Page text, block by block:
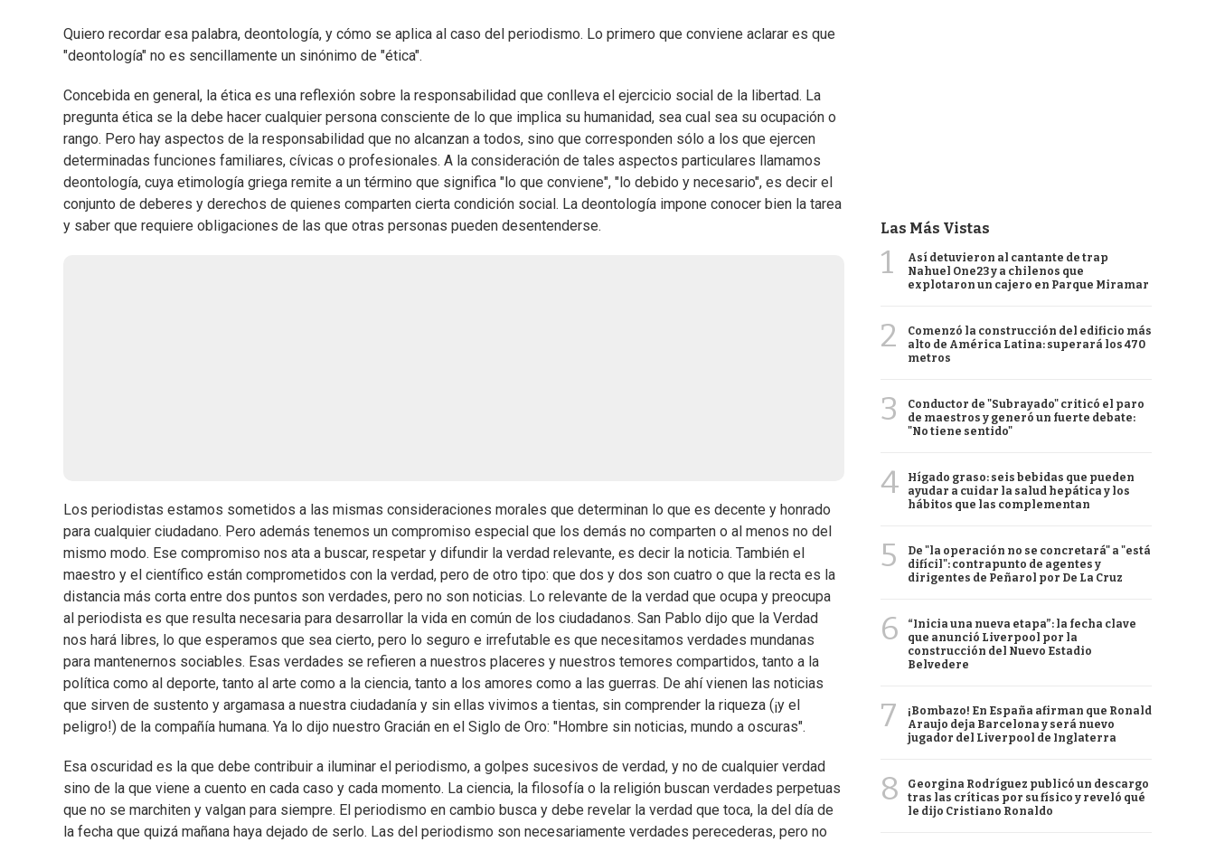
Quiero recordar esa palabra, deontología, y cómo se aplica al caso del periodismo. Lo primero que conviene aclarar es que
"deontología" no es sencillamente un sinónimo de "ética".
Concebida en general, la ética es una reflexión sobre la responsabilidad que conlleva el ejercicio social de la libertad. La
pregunta ética se la debe hacer cualquier persona consciente de lo que implica su humanidad, sea cual sea su ocupación o
rango. Pero hay aspectos de la responsabilidad que no alcanzan a todos, sino que corresponden sólo a los que ejercen
determinadas funciones familiares, cívicas o profesionales. A la consideración de tales aspectos particulares llamamos
deontología, cuya etimología griega remite a un término que significa "lo que conviene", "lo debido y necesario", es decir el
conjunto de deberes y derechos de quienes comparten cierta condición social. La deontología impone conocer bien la tarea
y saber que requiere obligaciones de las que otras personas pueden desentenderse.
Los periodistas estamos sometidos a las mismas consideraciones morales que determinan lo que es decente y honrado
para cualquier ciudadano. Pero además tenemos un compromiso especial que los demás no comparten o al menos no del
mismo modo. Ese compromiso nos ata a buscar, respetar y difundir la verdad relevante, es decir la noticia. También el
maestro y el científico están comprometidos con la verdad, pero de otro tipo: que dos y dos son cuatro o que la recta es la
distancia más corta entre dos puntos son verdades, pero no son noticias. Lo relevante de la verdad que ocupa y preocupa
al periodista es que resulta necesaria para desarrollar la vida en común de los ciudadanos. San Pablo dijo que la Verdad
nos hará libres, lo que esperamos que sea cierto, pero lo seguro e irrefutable es que necesitamos verdades mundanas
para mantenernos sociables. Esas verdades se refieren a nuestros placeres y nuestros temores compartidos, tanto a la
política como al deporte, tanto al arte como a la ciencia, tanto a los amores como a las guerras. De ahí vienen las noticias
que sirven de sustento y argamasa a nuestra ciudadanía y sin ellas vivimos a tientas, sin comprender la riqueza (¡y el
peligro!) de la compañía humana. Ya lo dijo nuestro Gracián en el Siglo de Oro: "Hombre sin noticias, mundo a oscuras".
Esa oscuridad es la que debe contribuir a iluminar el periodismo, a golpes sucesivos de verdad, y no de cualquier verdad
sino de la que viene a cuento en cada caso y cada momento. La ciencia, la filosofía o la religión buscan verdades perpetuas
que no se marchiten y valgan para siempre. El periodismo en cambio busca y debe revelar la verdad que toca, la del día de
la fecha que quizá mañana haya dejado de serlo. Las del periodismo son necesariamente verdades perecederas, pero no
Las Más Vistas
1
Así detuvieron al cantante de trap
Nahuel One23 y a chilenos que
explotaron un cajero en Parque Miramar
2
Comenzó la construcción del edificio más
alto de América Latina: superará los 470
metros
3
Conductor de "Subrayado" criticó el paro
de maestros y generó un fuerte debate:
"No tiene sentido"
4
Hígado graso: seis bebidas que pueden
ayudar a cuidar la salud hepática y los
hábitos que las complementan
5
De "la operación no se concretará" a "está
difícil": contrapunto de agentes y
dirigentes de Peñarol por De La Cruz
6
“Inicia una nueva etapa”: la fecha clave
que anunció Liverpool por la
construcción del Nuevo Estadio
Belvedere
7
¡Bombazo! En España afirman que Ronald
Araujo deja Barcelona y será nuevo
jugador del Liverpool de Inglaterra
8
Georgina Rodríguez publicó un descargo
tras las críticas por su físico y reveló qué
le dijo Cristiano Ronaldo